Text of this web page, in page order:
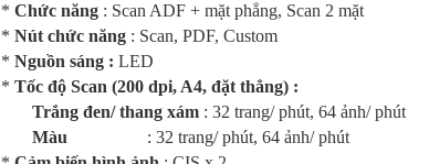
* Chức năng : Scan ADF + mặt phẳng, Scan 2 mặt
* Nút chức năng : Scan, PDF, Custom
* Nguồn sáng : LED
* Tốc độ Scan (200 dpi, A4, đặt thẳng) :
Trắng đen/ thang xám : 32 trang/ phút, 64 ảnh/ phút
Màu
: 32 trang/ phút, 64 ảnh/ phút